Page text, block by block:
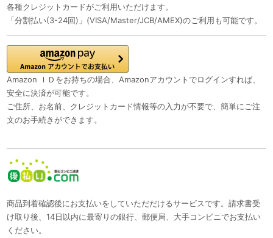
各種クレジットカードがご利用いただけます。
「分割払い(3-24回)」(VISA/Master/JCB/AMEX)のご利用も可能です。
Amazon ＩＤをお持ちの場合、Amazonアカウントでログインすれば、
安全に決済が可能です。
ご住所、お名前、クレジットカード情報等の入力が不要で、簡単にご注
文のお手続きができます。
商品到着確認後にお支払いをしていただだけるサービスです。請求書受
け取り後、14日以内に最寄りの銀行、郵便局、大手コンビニでお支払い
ください。